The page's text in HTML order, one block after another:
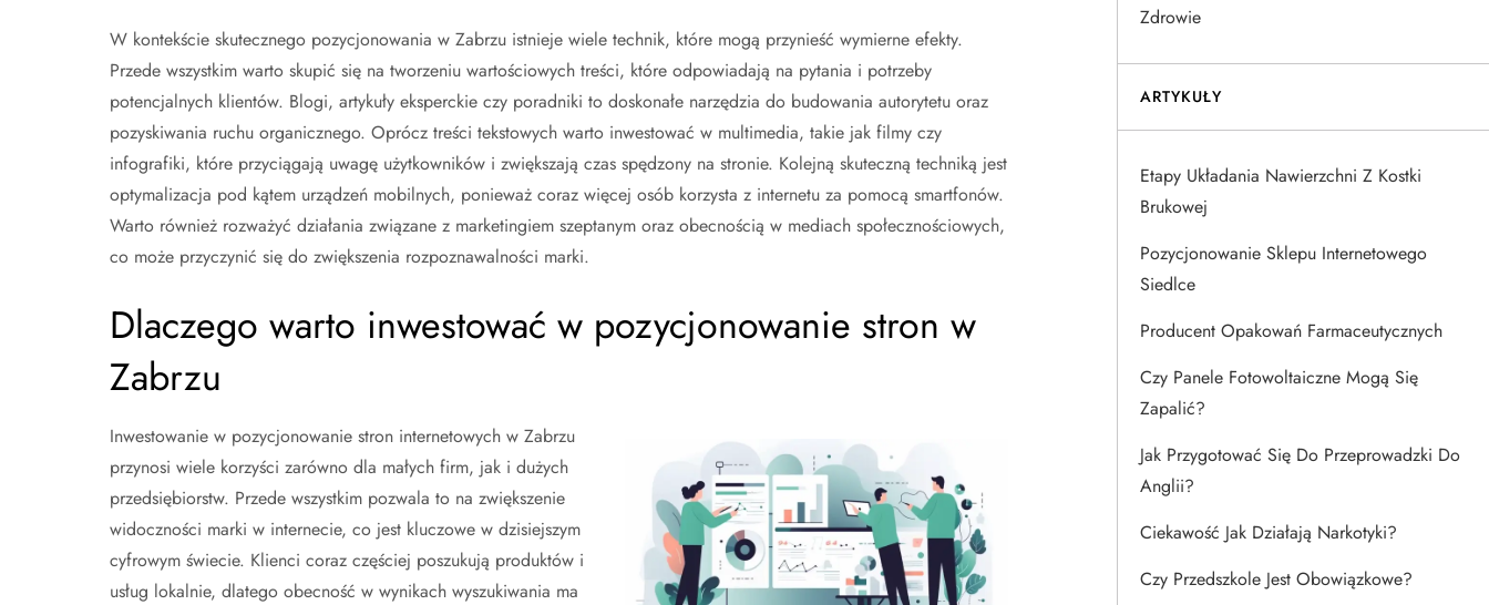
W kontekście skutecznego pozycjonowania w Zabrzu istnieje wiele technik, które mogą przynieść wymierne efekty.
Przede wszystkim warto skupić się na tworzeniu wartościowych treści, które odpowiadają na pytania i potrzeby
potencjalnych klientów. Blogi, artykuły eksperckie czy poradniki to doskonałe narzędzia do budowania autorytetu oraz
pozyskiwania ruchu organicznego. Oprócz treści tekstowych warto inwestować w multimedia, takie jak filmy czy
infografiki, które przyciągają uwagę użytkowników i zwiększają czas spędzony na stronie. Kolejną skuteczną techniką jest
optymalizacja pod kątem urządzeń mobilnych, ponieważ coraz więcej osób korzysta z internetu za pomocą smartfonów.
Warto również rozważyć działania związane z marketingiem szeptanym oraz obecnością w mediach społecznościowych,
co może przyczynić się do zwiększenia rozpoznawalności marki.
Dlaczego warto inwestować w pozycjonowanie stron w
Zabrzu
Inwestowanie w pozycjonowanie stron internetowych w Zabrzu
przynosi wiele korzyści zarówno dla małych firm, jak i dużych
przedsiębiorstw. Przede wszystkim pozwala to na zwiększenie
widoczności marki w internecie, co jest kluczowe w dzisiejszym
cyfrowym świecie. Klienci coraz częściej poszukują produktów i
usług lokalnie, dlatego obecność w wynikach wyszukiwania ma
Zdrowie
ARTYKUŁY
Etapy Układania Nawierzchni Z Kostki
Brukowej
Pozycjonowanie Sklepu Internetowego
Siedlce
Producent Opakowań Farmaceutycznych
Czy Panele Fotowoltaiczne Mogą Się
Zapalić?
Jak Przygotować Się Do Przeprowadzki Do
Anglii?
Ciekawość Jak Działają Narkotyki?
Czy Przedszkole Jest Obowiązkowe?